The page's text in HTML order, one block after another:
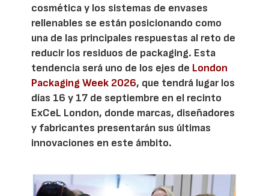
cosmética y los sistemas de envases
rellenables se están posicionando como
una de las principales respuestas al reto de
reducir los residuos de packaging. Esta
tendencia será uno de los ejes de London
Packaging Week 2026, que tendrá lugar los
días 16 y 17 de septiembre en el recinto
ExCeL London, donde marcas, diseñadores
y fabricantes presentarán sus últimas
innovaciones en este ámbito.